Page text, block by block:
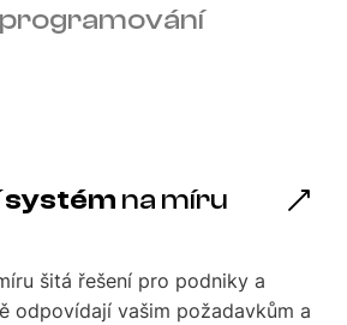
na míru
šitá řešení pro podniky a
odpovídají vašim požadavkům a